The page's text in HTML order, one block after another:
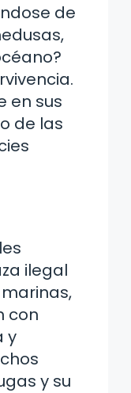
de
en sus
de las
ilegal
con
y
y su